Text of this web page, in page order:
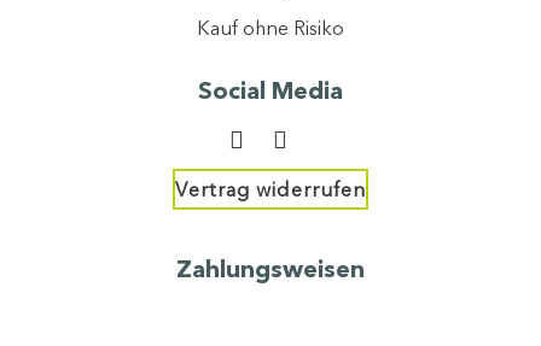
Kauf ohne Risiko
Social Media
Vertrag widerrufen
Zahlungsweisen